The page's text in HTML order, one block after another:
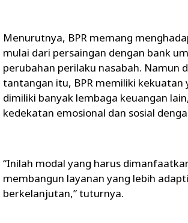
Menurutnya, BPR memang
mulai dari persaingan dengan bank
perubahan perilaku nasabah. Namun
tantangan itu, BPR memiliki kekuatan
dimiliki banyak lembaga keuangan
kedekatan emosional dan sosial
“Inilah modal yang harus
membangun layanan yang lebih
berkelanjutan,” tuturnya.